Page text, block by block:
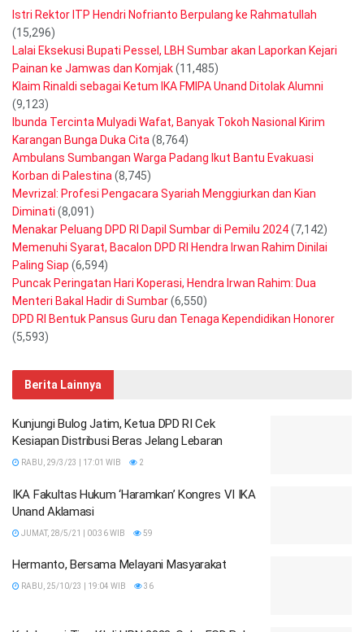
Istri Rektor ITP Hendri Nofrianto Berpulang ke Rahmatullah
(15,296)
Lalai Eksekusi Bupati Pessel, LBH Sumbar akan Laporkan Kejari
Painan ke Jamwas dan Komjak(11,485)
Klaim Rinaldi sebagai Ketum IKA FMIPA Unand Ditolak Alumni
(9,123)
Ibunda Tercinta Mulyadi Wafat, Banyak Tokoh Nasional Kirim
Karangan Bunga Duka Cita(8,764)
Ambulans Sumbangan Warga Padang Ikut Bantu Evakuasi
Korban di Palestina(8,745)
Mevrizal: Profesi Pengacara Syariah Menggiurkan dan Kian
Diminati (8,091)
Menakar Peluang DPD RI Dapil Sumbar di Pemilu 2024(7,142)
Memenuhi Syarat, Bacalon DPD RI Hendra Irwan Rahim Dinilai
Paling Siap (6,594)
Puncak Peringatan Hari Koperasi, Hendra Irwan Rahim: Dua
Menteri Bakal Hadir di Sumbar(6,550)
DPD RI Bentuk Pansus Guru dan Tenaga Kependidikan Honorer
(5,593)
Berita Lainnya
Kunjungi Bulog Jatim, Ketua DPD RI Cek
Kesiapan Distribusi Beras Jelang Lebaran
RABU, 29/3/23 | 17:01 WIB 2
IKA Fakultas Hukum ‘Haramkan’ Kongres VI IKA
Unand Aklamasi
JUMAT, 28/5/21 | 00:36 WIB 59
Hermanto, Bersama Melayani Masyarakat
RABU, 25/10/23 | 19:04 WIB 36